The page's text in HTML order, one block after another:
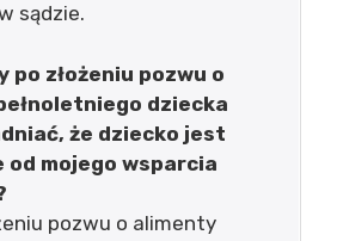
sądzie.
po złożeniu pozwu o
dziecka
że dziecko jest
od mojego wsparcia
pozwu o alimenty